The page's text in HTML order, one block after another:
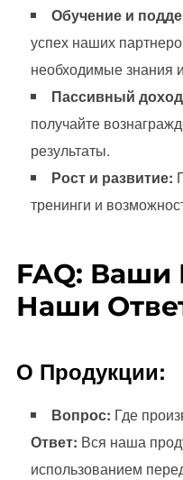
Обучение и
успех наших
необходимые знания
Пассивный
получайте
результаты.
Рост и развитие:
тренинги и
FAQ: Ваши
Наши
О Продукции:
Вопрос: Где
Ответ: Вся наша
использованием